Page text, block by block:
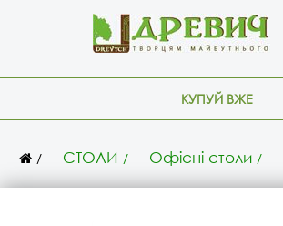
КУПУЙ ВЖЕ
СТОЛИ Офісні столи